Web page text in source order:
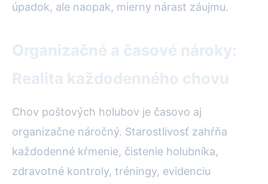
úpadok, ale naopak, mierny nárast záujmu.
Organizačné a časové nároky:
Realita každodenného chovu
Chov poštových holubov je časovo aj
organizačne náročný. Starostlivosť zahŕňa
každodenné kŕmenie, čistenie holubníka,
zdravotné kontroly, tréningy, evidenciu